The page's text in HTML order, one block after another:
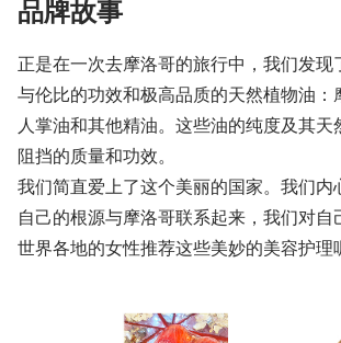
品牌故事
正是在一次去摩洛哥的旅行中，我们发现
与伦比的功效和极高品质的天然植物油：
人掌油和其他精油。 这些油的纯度及其天
阻挡的质量和功效。
我们简直爱上了这个美丽的国家。 我们内
自己的根源与摩洛哥联系起来，我们对自
世界各地的女性推荐这些美妙的美容护理